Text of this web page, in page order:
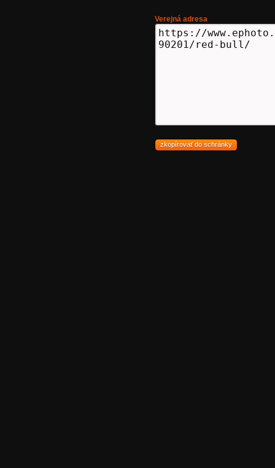
Verejná adresa
zkopírovať do schránky